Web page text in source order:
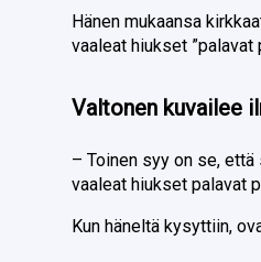
Hänen mukaansa
vaaleat hiukset ”palavat
Valtonen kuvailee
– Toinen syy on se,
vaaleat hiukset palavat
Kun häneltä kysyttiin,